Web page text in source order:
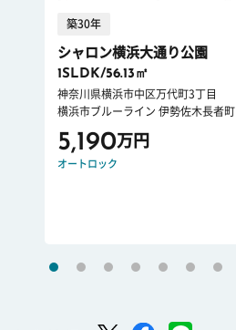
築30年
シャロン横浜大通り公園
1SLDK/56.13㎡
神奈川県横浜市中区万代町3丁目
横浜市ブルーライン 伊勢佐木長者町
5,190万円
オートロック